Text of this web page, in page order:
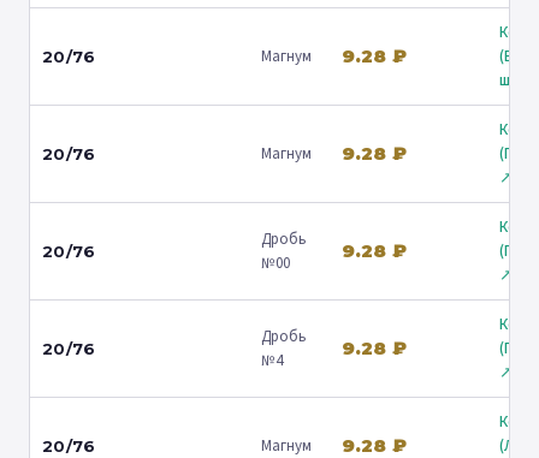
20/76 Магнум 9.28 ₽
ш.) ↗
20/76 Магнум 9.28 ₽
↗
20/76
Дробь
№00
9.28 ₽
↗
20/76
Дробь
№4
9.28 ₽
↗
20/76 Магнум 9.28 ₽